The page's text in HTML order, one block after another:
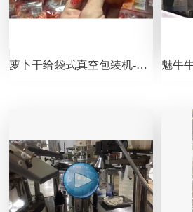
萝卜干给袋式真空包装机-包装机视频